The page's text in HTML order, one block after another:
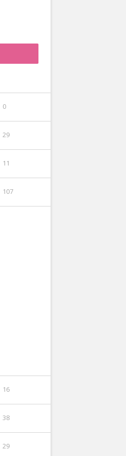
0
29
11
107
16
38
29